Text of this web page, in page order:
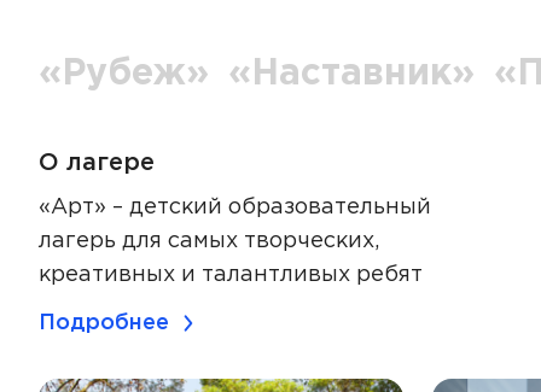
«Рубеж» «Наставник»
О лагере
«Арт» – детский образовательный
лагерь для самых творческих,
креативных и талантливых ребят
Подробнее